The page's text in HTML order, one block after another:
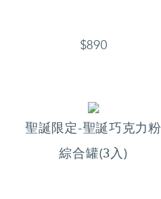
$890
聖誕限定-聖誕巧克力粉
綜合罐(3入)